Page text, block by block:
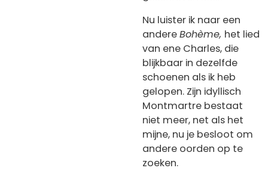
Nu luister ik naar een
andereBohème, het lied
van ene Charles, die
blijkbaar in dezelfde
schoenen als ik heb
gelopen. Zijn idyllisch
Montmartre bestaat
niet meer, net als het
mijne, nu je besloot om
andere oorden op te
zoeken.